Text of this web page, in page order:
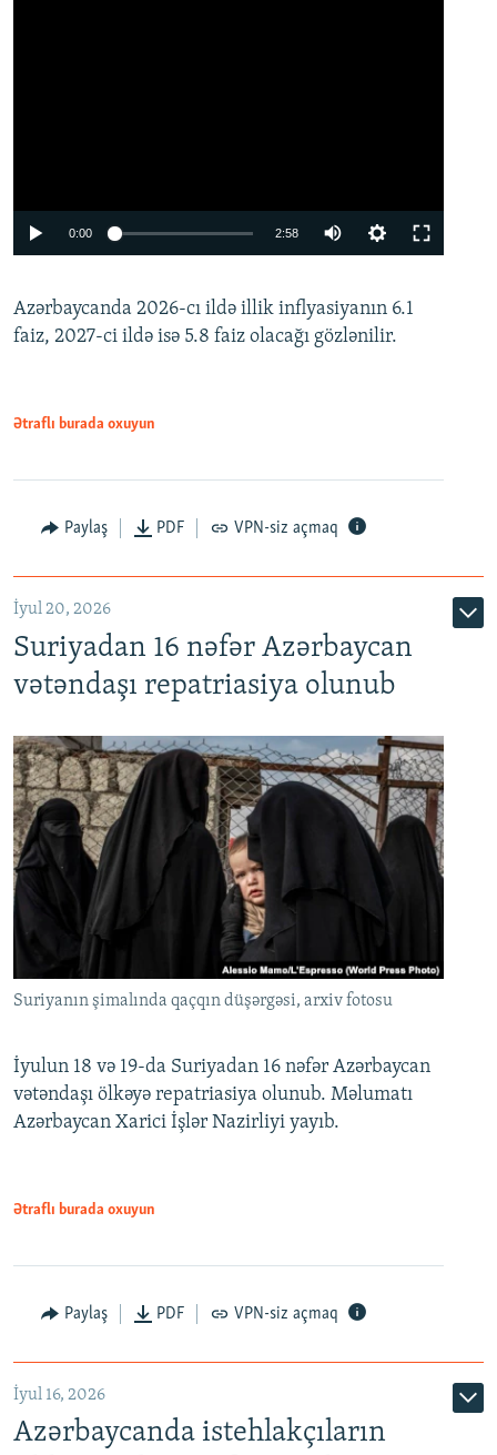
Auto
0:00 2:58
360p
480p
Azərbaycanda 2026-cı ildə illik inflyasiyanın 6.1
faiz, 2027-ci ildə isə 5.8 faiz olacağı gözlənilir.
Ətraflı burada oxuyun
Paylaş PDF VPN-siz açmaq
İyul 20, 2026
Suriyadan 16 nəfər Azərbaycan
vətəndaşı repatriasiya olunub
Suriyanın şimalında qaçqın düşərgəsi, arxiv fotosu
İyulun 18 və 19-da Suriyadan 16 nəfər Azərbaycan
vətəndaşı ölkəyə repatriasiya olunub. Məlumatı
Azərbaycan Xarici İşlər Nazirliyi yayıb.
Ətraflı burada oxuyun
Paylaş PDF VPN-siz açmaq
İyul 16, 2026
Azərbaycanda istehlakçıların